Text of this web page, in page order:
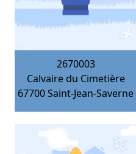
2670003
Calvaire du Cimetière
67700Saint-Jean-Saverne